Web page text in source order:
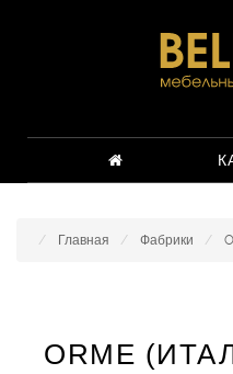
Главная Фабрики O
ORME